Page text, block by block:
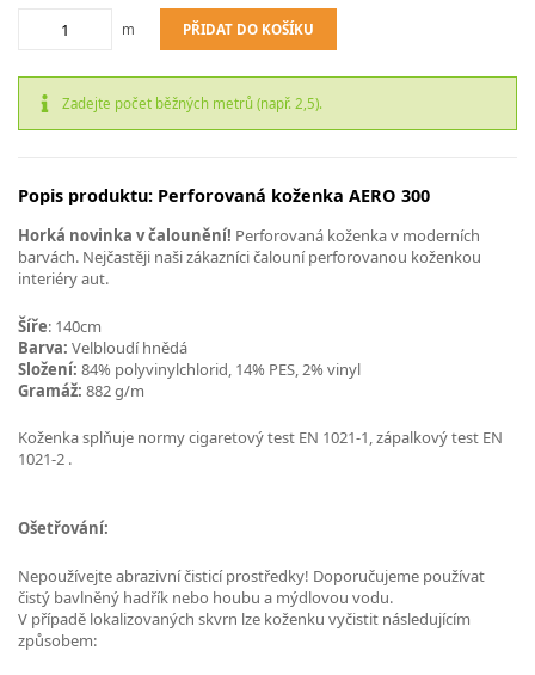
m PŘIDAT DO KOŠÍKU
Zadejte počet běžných metrů (např. 2,5).
Popis produktu: Perforovaná koženka AERO 300
Horká novinka v čalounění! Perforovaná koženka v moderních
barvách. Nejčastěji naši zákazníci čalouní perforovanou koženkou
interiéry aut.
Šíře: 140cm
Barva: Velbloudí hnědá
Složení: 84% polyvinylchlorid, 14% PES, 2% vinyl
Gramáž: 882 g/m
Koženka splňuje normy cigaretový test EN 1021-1, zápalkový test EN
1021-2 .
Ošetřování:
Nepoužívejte abrazivní čisticí prostředky! Doporučujeme používat
čistý bavlněný hadřík nebo houbu a mýdlovou vodu.
V případě lokalizovaných skvrn lze koženku vyčistit následujícím
způsobem: